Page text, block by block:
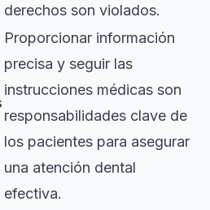
derechos son violados.
Proporcionar información
precisa y seguir las
instrucciones médicas son
responsabilidades clave de
los pacientes para asegurar
una atención dental
efectiva.